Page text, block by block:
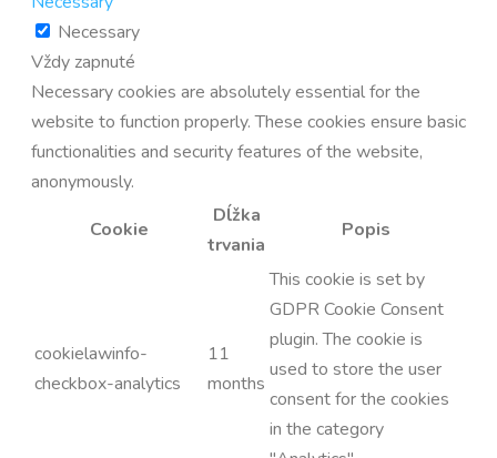
Necessary
Vždy zapnuté
Necessary cookies are absolutely essential for the
website to function properly. These cookies ensure basic
functionalities and security features of the website,
anonymously.
Cookie
Dĺžka
trvania
Popis
cookielawinfo-
checkbox-analytics
11
months
This cookie is set by
GDPR Cookie Consent
plugin. The cookie is
used to store the user
consent for the cookies
in the category